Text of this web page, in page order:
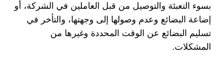
بسوء التعبئة والتوصيل من قبل العاملين في الشركة، أو
إضاعة البضائع وعدم وصولها إلى وجهتها، والتأخر في
تسليم البضائع عن الوقت المحددة وغيرها من
المشكلات.